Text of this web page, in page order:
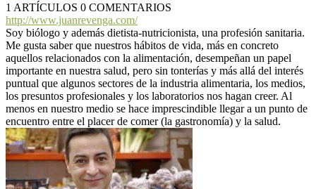
1 ARTÍCULOS 0 COMENTARIOS
http://www.juanrevenga.com/
Soy biólogo y además dietista-nutricionista, una profesión sanitaria.
Me gusta saber que nuestros hábitos de vida, más en concreto
aquellos relacionados con la alimentación, desempeñan un papel
importante en nuestra salud, pero sin tonterías y más allá del interés
puntual que algunos sectores de la industria alimentaria, los medios,
los presuntos profesionales y los laboratorios nos hagan creer. Al
menos en nuestro medio se hace imprescindible llegar a un punto de
encuentro entre el placer de comer (la gastronomía) y la salud.